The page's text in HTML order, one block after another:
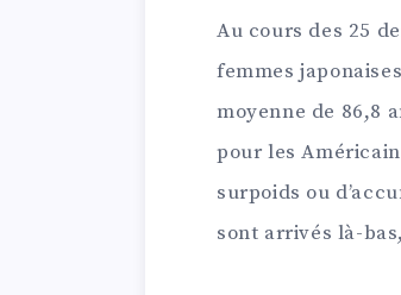
Au cours des 25
femmes
moyenne de 86,8
pour les
surpoids ou
sont arrivés là-